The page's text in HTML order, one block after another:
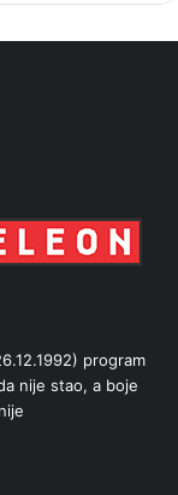
program
nije stao, a boje